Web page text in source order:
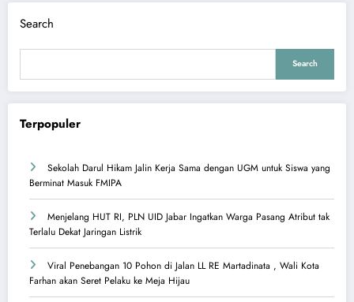
Search
Search
Terpopuler
Sekolah Darul Hikam Jalin Kerja Sama dengan UGM untuk Siswa yang
Berminat Masuk FMIPA
Menjelang HUT RI, PLN UID Jabar Ingatkan Warga Pasang Atribut tak
Terlalu Dekat Jaringan Listrik
Viral Penebangan 10 Pohon di Jalan LL RE Martadinata , Wali Kota
Farhan akan Seret Pelaku ke Meja Hijau